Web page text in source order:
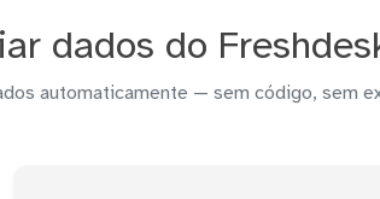
dados do
automaticamente — sem código, sem